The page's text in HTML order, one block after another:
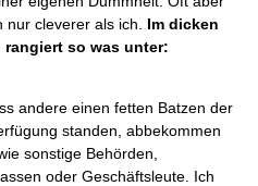
BRANDNEU
cleverer als ich. Im dicken
so was unter:
andere einen fetten Batzen der
standen, abbekommen
sonstige Behörden,
oder Geschäftsleute. Ich